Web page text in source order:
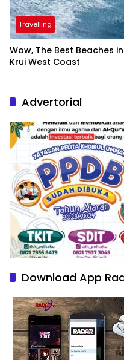
Travelling
Wow, The Best Beaches in
Krui West Coast
Advertorial
Download App